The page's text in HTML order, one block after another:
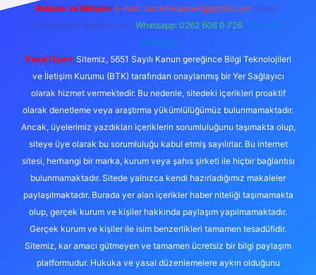
Reklam ve İletişim: E-mail: backlinkpaneli@gmail.com Teams:
forumhizmeti@gmail.com Whatsapp: 0262 606 0 726 Telegram:
@karabul
Yasal Uyarı: Sitemiz, 5651 Sayılı Kanun gereğince Bilgi Teknolojileri
ve İletişim Kurumu (BTK) tarafından onaylanmış bir Yer Sağlayıcı
olarak hizmet vermektedir. Bu nedenle, sitedeki içerikleri proaktif
olarak denetleme veya araştırma yükümlülüğümüz bulunmamaktadır.
Ancak, üyelerimiz yazdıkları içeriklerin sorumluluğunu taşımakta olup,
siteye üye olarak bu sorumluluğu kabul etmiş sayılırlar. Bu internet
sitesi, herhangi bir marka, kurum veya şahıs şirketi ile hiçbir bağlantısı
bulunmamaktadır. Sitede yalnızca kendi hazırladığımız makaleler
paylaşılmaktadır. Burada yer alan içerikler haber niteliği taşımamakta
olup, gerçek kurum ve kişiler hakkında paylaşım yapılmamaktadır.
Gerçek kurum ve kişiler ile isim benzerlikleri tamamen tesadüfidir.
Sitemiz, kar amacı gütmeyen ve tamamen ücretsiz bir bilgi paylaşım
platformudur. Hukuka ve yasal düzenlemelere aykırı olduğunu